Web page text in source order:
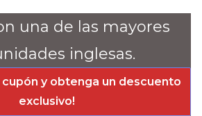
una de las mayores
inglesas.
cupón y obtenga un descuento
exclusivo!